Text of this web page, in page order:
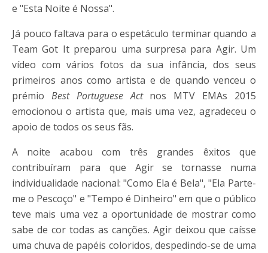
e "Esta Noite é Nossa".
Já pouco faltava para o espetáculo terminar quando a
Team Got It preparou uma surpresa para Agir. Um
vídeo com vários fotos da sua infância, dos seus
primeiros anos como artista e de quando venceu o
prémio Best Portuguese Actnos MTV EMAs 2015
emocionou o artista que, mais uma vez, agradeceu o
apoio de todos os seus fãs.
A noite acabou com três grandes êxitos que
contribuíram para que Agir se tornasse numa
individualidade nacional: "Como Ela é Bela", "Ela Parte-
me o Pescoço" e "Tempo é Dinheiro" em que o público
teve mais uma vez a oportunidade de mostrar como
sabe de cor todas as canções. Agir deixou que caísse
uma chuva de papéis coloridos, despedindo-se de uma